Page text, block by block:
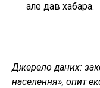
але дав хабара.
Джерело даних:
населення», опит